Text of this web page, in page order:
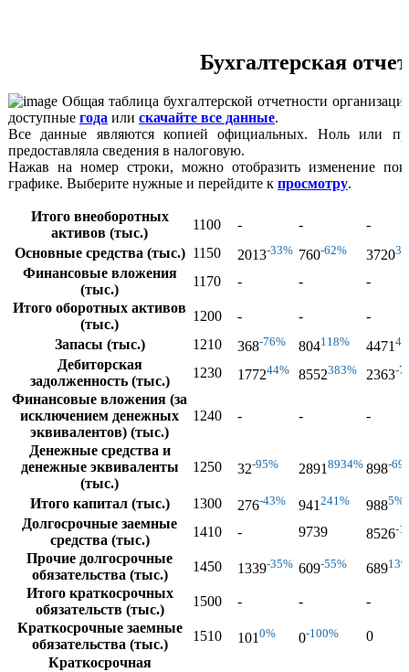
Бухгалтерская
Общая таблица бухгалтерской отчетности
доступные года или скачайте все данные.
Все данные являются копией официальных. Ноль или
предоставляла сведения в налоговую.
Нажав на номер строки, можно отобразить изменение
графике. Выберите нужные и перейдите к просмотру.
Итого внеоборотных
активов (тыс.)
1100 - -
-
Основные средства (тыс.) 1150 2013-33% 760-62% 3720
Финансовые вложения
(тыс.)
1170 - -
-
Итого оборотных активов
(тыс.)
1200 - -
-
Запасы (тыс.)
1210 368-76% 804118% 4471
Дебиторская
задолженность (тыс.)
1230 177244% 8552383% 2363-
Финансовые вложения (за
исключением денежных
эквивалентов) (тыс.)
1240 - - -
Денежные средства и
денежные эквиваленты
(тыс.)
1250 32-95% 2891 8934% 898-
Итого капитал (тыс.) 1300 276-43% 941 241% 9885%
Долгосрочные заемные
средства (тыс.)
1410 - 9739 8526-
Прочие долгосрочные
обязательства (тыс.)
1450 1339-35% 609-55% 689
Итого краткосрочных
обязательств (тыс.)
1500 - -
-
Краткосрочные заемные
обязательства (тыс.)
1510 101 0% 0-100%
0
Краткосрочная